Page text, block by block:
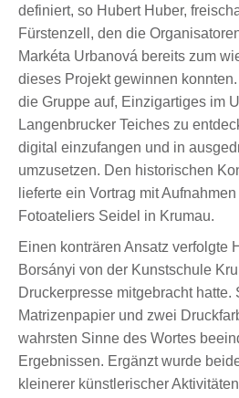
definiert, so Hubert Huber,
Fürstenzell, den die
Markéta Urbanová bereits zum
dieses Projekt gewinnen
die Gruppe auf, Einzigartiges im
Langenbrucker Teiches zu
digital einzufangen und in
umzusetzen. Den historischen
lieferte ein Vortrag mit
Fotoateliers Seidel in Krumau.
Einen konträren Ansatz verfolgte
Borsányi von der Kunstschule
Druckerpresse mitgebracht hatte.
Matrizenpapier und zwei
wahrsten Sinne des Wortes
Ergebnissen. Ergänzt wurde
kleinerer künstlerischer